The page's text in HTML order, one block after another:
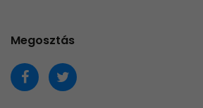
Megosztás